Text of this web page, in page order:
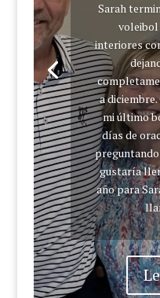
Sarah
interiores
a
mi último
días de
preguntando
gustaría
año para